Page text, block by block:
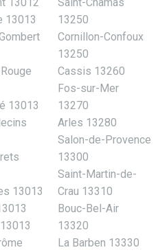
13013
13013
13013
13250
Cornillon-Confoux
13250
Cassis 13260
Fos-sur-Mer
13270
Arles 13280
Salon-de-Provence
13300
Saint-Martin-de-
Crau 13310
Bouc-Bel-Air
13320
La Barben 13330